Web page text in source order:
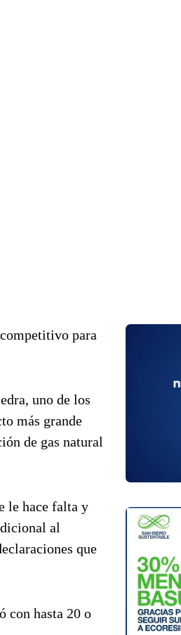
para
uno de los
más grande
de gas natural
le hace falta y
al
que
con hasta 20 o